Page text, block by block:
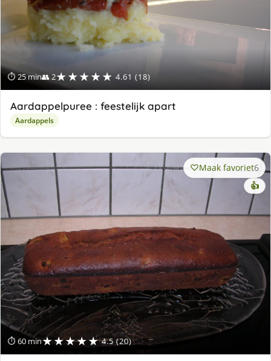
⏱ 25 min👥 2★★★★★ 4.61 (18)
Aardappelpuree : feestelijk apart
Aardappels
⏱ 60 min★★★★★ 4.5 (20)
Maak favoriet6
👍